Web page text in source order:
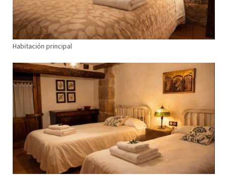
Habitación principal